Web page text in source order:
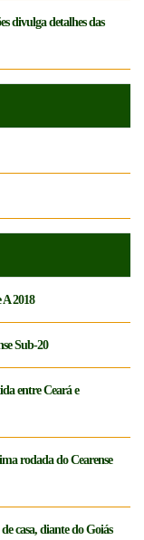
divulga detalhes das
A 2018
Sub-20
entre Ceará e
rodada do Cearense
casa, diante do Goiás